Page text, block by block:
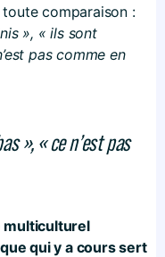
comparaison :
», « ils sont
pas comme en
», « ce n’est pas
multiculturel
qui y a cours sert